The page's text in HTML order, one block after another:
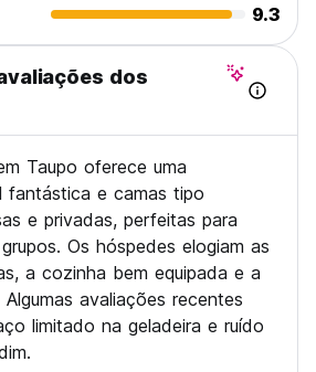
9.3
dos
Taupo oferece uma
fantástica e camas tipo
e privadas, perfeitas para
Os hóspedes elogiam as
a cozinha bem equipada e a
Algumas avaliações recentes
limitado na geladeira e ruído